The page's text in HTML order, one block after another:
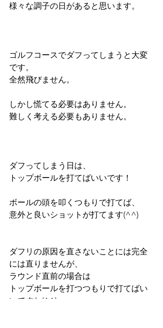
様々な調子の日があると思います。
ゴルフコースでダフってしまうと大変
です。
全然飛びません。
しかし慌てる必要はありません。
難しく考える必要もありません。
ダフってしまう日は、
トップボールを打てばいいです！
ボールの頭を叩くつもりで打てば、
意外と良いショットが打てます(^^)
ダフリの原因を直さないことには完全
には直りませんが、
ラウンド直前の場合は
トップボールを打つつもりで打てばい
いですね(^^)